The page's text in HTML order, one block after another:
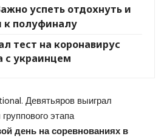
успеть отдохнуть и
к полуфиналу
тест на коронавирус
с украинцем
Девятьяров выиграл
этапа
день на соревнованиях в